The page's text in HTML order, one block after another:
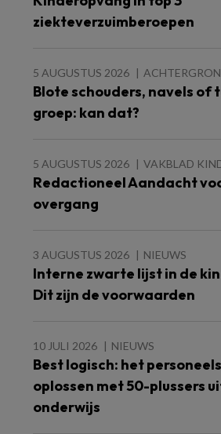
ziekteverzuimberoepen
5 AUGUSTUS 2026
Blote schouders, navels of
groep: kan dat?
5 AUGUSTUS 2026 VAKBLAD
Redactioneel Aandacht
overgang
3 AUGUSTUS 2026 NIEUWS
Interne zwarte lijst in de
Dit zijn de voorwaarden
10 JULI 2026 NIEUWS
Best logisch: het
oplossen met 50-plussers
onderwijs